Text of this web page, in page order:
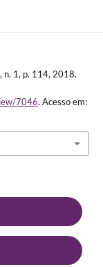
n. 1, p. 114, 2018.
7046. Acesso em: